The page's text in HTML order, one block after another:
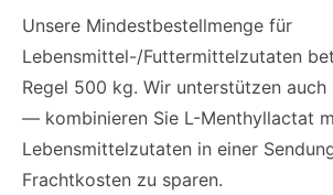
Unsere Mindestbestellmenge für
Lebensmittel-/Futtermittelzutaten
Regel 500 kg. Wir unterstützen
— kombinieren Sie L-Menthyllactat
Lebensmittelzutaten in einer
Frachtkosten zu sparen.